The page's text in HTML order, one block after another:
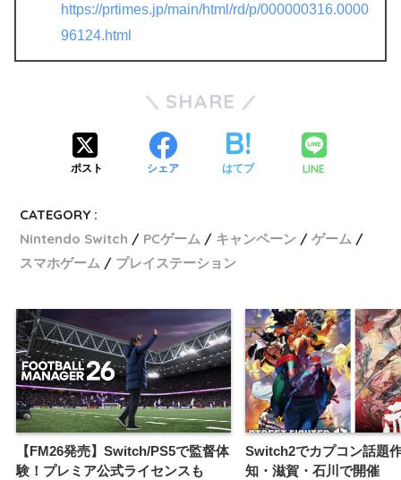
https://prtimes.jp/main/html/rd/p/000000316.0000
96124.html
SHARE
ポスト シェア はてブ LINE
CATEGORY :
Nintendo Switch
PCゲーム キャンペーン
ゲーム
スマホゲーム
プレイステーション
【FM26発売】Switch/PS5で監督体
験！プレミア公式ライセンスも
Switch2でカプコン話題
知・滋賀・石川で開催